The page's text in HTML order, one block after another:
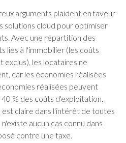
arguments plaident en faveur
solutions cloud pour optimiser
Avec une répartition des
liés à l'immobilier (les coûts
exclus), les locataires ne
car les économies réalisées
réalisées peuvent
% des coûts d'exploitation.
est claire dans l'intérêt de toutes
aucun cas connu dans
contre une taxe.